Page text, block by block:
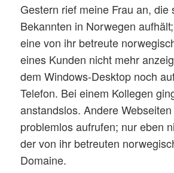
Gestern rief meine Frau an, die
Bekannten in Norwegen
eine von ihr betreute
eines Kunden nicht mehr
dem Windows-Desktop noch
Telefon. Bei einem Kollegen
anstandslos. Andere
problemlos aufrufen; nur eben
der von ihr betreuten
Domaine.